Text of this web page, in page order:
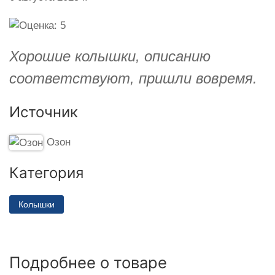
Хорошие колышки, описанию
соответствуют, пришли вовремя.
Источник
Озон
Категория
Колышки
Подробнее о товаре